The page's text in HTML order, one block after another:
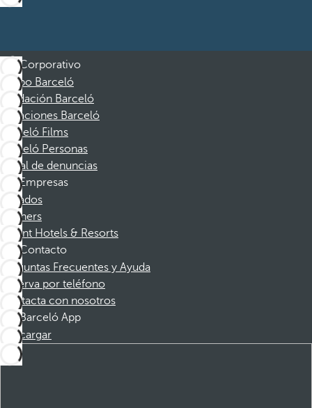
Corporativo
Grupo Barceló
Fundación Barceló
Vacaciones Barceló
Barceló Films
Barceló Personas
Canal de denuncias
Empresas
Afiliados
Partners
Dorint Hotels & Resorts
Contacto
Preguntas Frecuentes y Ayuda
Reserva por teléfono
Contacta con nosotros
Barceló App
Descargar